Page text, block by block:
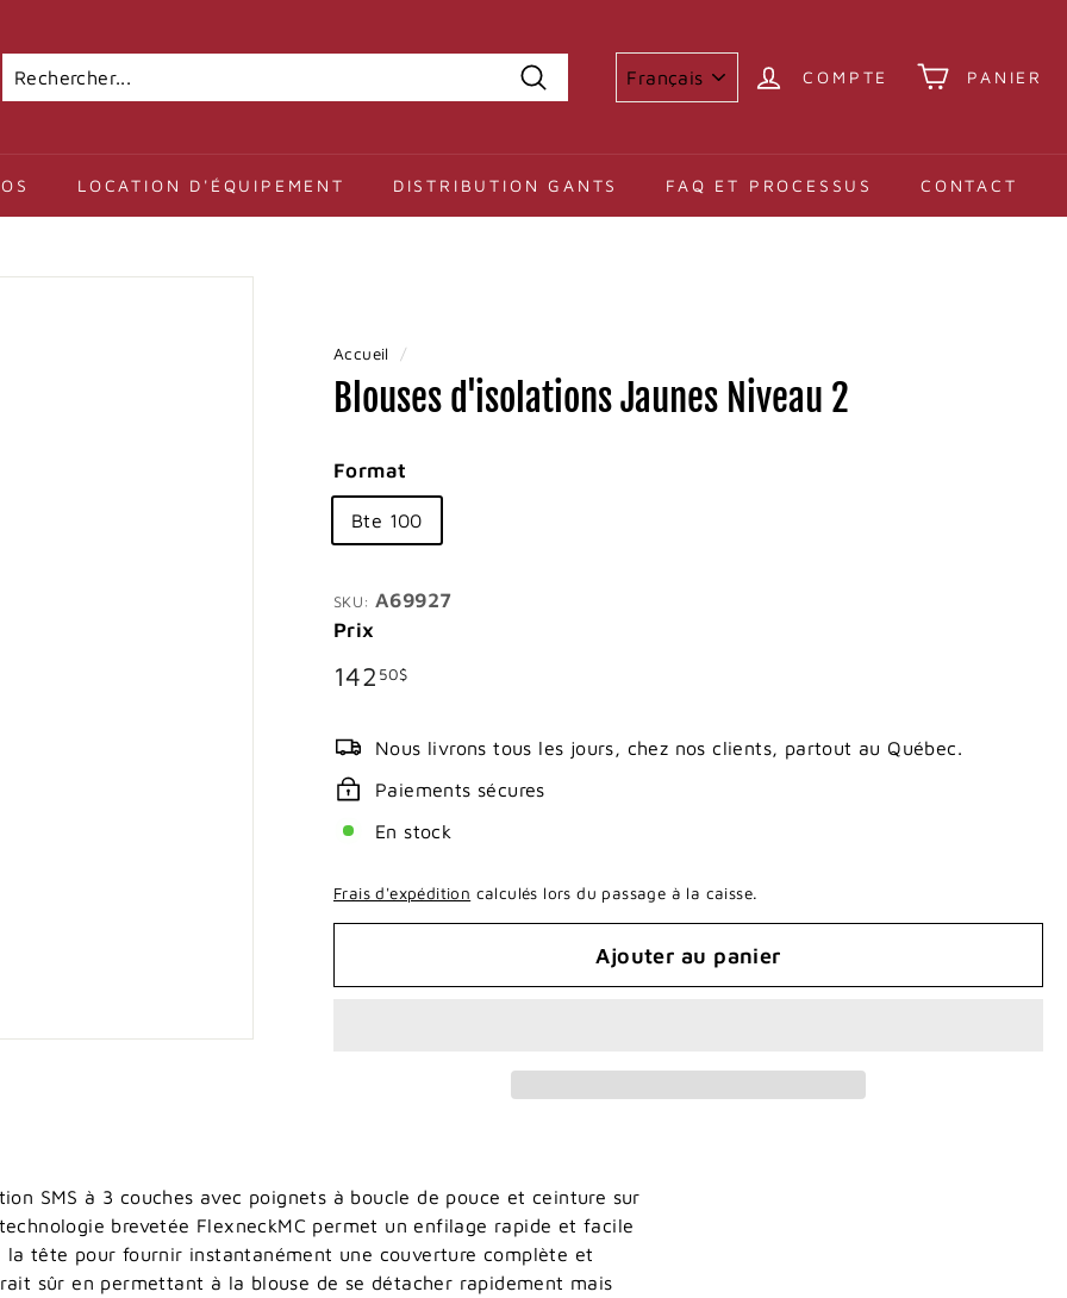
Recherche
COMPTE PANIER
LOCATION D'ÉQUIPEMENT DISTRIBUTION GANTS FAQ ET PROCESSUS CONTACT
Accueil /
Blouses d'isolations Jaunes Niveau 2
Format
Bte 100
SKU: A69927
Prix
Prix
142 50$142.50$
Nous livrons tous les jours, chez nos clients, partout au Québec.
Paiements sécures
En stock
Frais d'expédition calculés lors du passage à la caisse.
Ajouter au panier
SMS à 3 couches avec poignets à boucle de pouce et ceinture sur
brevetée FlexneckMC permet un enfilage rapide et facile
la tête pour fournir instantanément une couverture complète et
sûr en permettant à la blouse de se détacher rapidement mais
vous à notre infolettre!
à connaître nos nouveaux produits, services & offres exclusives.